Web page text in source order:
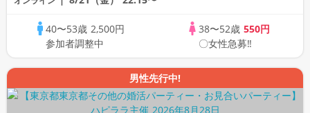
PARTY!!40〜53歳 2,500円
参加者調整中
38〜52歳 550円
〇女性急募‼
男性先行中!